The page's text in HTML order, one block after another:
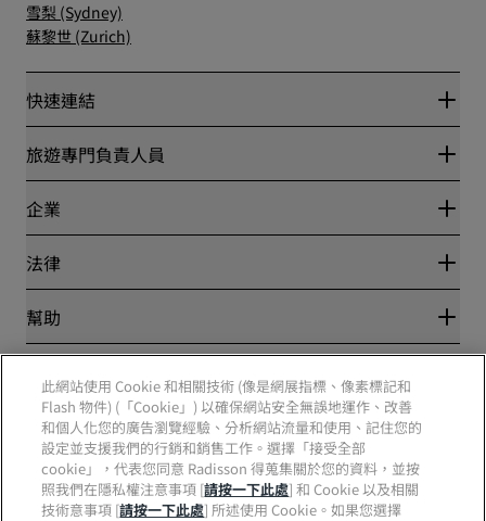
雪梨 (Sydney)
蘇黎世 (Zurich)
快速連結
Radisson Rewards
Blog
目的地
Radisson Hotels APP
運動認證的酒店
適合家庭的酒店
健康與安全
旅遊專門負責人員
夥伴
企業
麗笙酒店集團
工作機會 RHG
工作機會 PPHE
工作機會 EHL
The Club by RHG
業務開發
責任企業
採購
法律
隱私權中心
麗賞會條款和條件
網站使用協定
數位協助工具
現代奴役制聲明書
幫助
聯絡
常見問題解答
網站地圖
社群媒體
Radisson Hotels 品牌
此網站使用 Cookie 和相關技術 (像是網展指標、像素標記和
Flash 物件) (「Cookie」) 以確保網站安全無誤地運作、改善
和個人化您的廣告瀏覽經驗、分析網站流量和使用、記住您的
設定並支援我們的行銷和銷售工作。選擇「接受全部
cookie」，代表您同意 Radisson 得蒐集關於您的資料，並按
照我們在隱私權注意事項 [請按一下此處] 和 Cookie 以及相關
技術意事項 [請按一下此處] 所述使用 Cookie。如果您選擇